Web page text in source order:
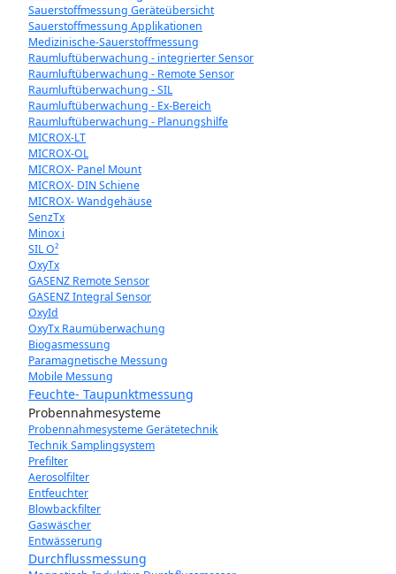
Sauerstoffmessung Geräteübersicht
Sauerstoffmessung Applikationen
Medizinische-Sauerstoffmessung
Raumluftüberwachung - integrierter Sensor
Raumluftüberwachung - Remote Sensor
Raumluftüberwachung - SIL
Raumluftüberwachung - Ex-Bereich
Raumluftüberwachung - Planungshilfe
MICROX-LT
MICROX-OL
MICROX- Panel Mount
MICROX- DIN Schiene
MICROX- Wandgehäuse
SenzTx
Minox i
SIL O²
OxyTx
GASENZ Remote Sensor
GASENZ Integral Sensor
OxyId
OxyTx Raumüberwachung
Biogasmessung
Paramagnetische Messung
Mobile Messung
Feuchte- Taupunktmessung
Probennahmesysteme
Probennahmesysteme Gerätetechnik
Technik Samplingsystem
Prefilter
Aerosolfilter
Entfeuchter
Blowbackfilter
Gaswäscher
Entwässerung
Durchflussmessung